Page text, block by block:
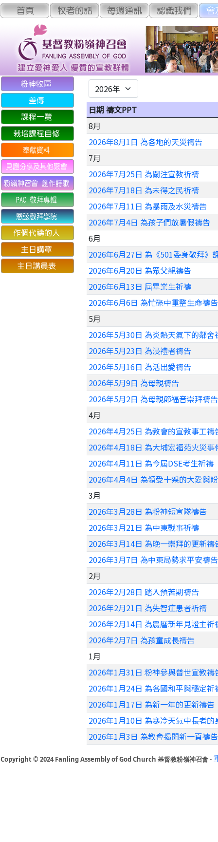
日期 禱文PPT
8月
2026年8月1日 為各地的天災禱告
7月
2026年7月25日 為關注宣教祈禱
2026年7月18日 為未得之民祈禱
2026年7月11日 為暴雨及水災禱告
2026年7月4日 為孩子們放暑假禱告
6月
2026年6月27日 為《501委身敬拜》
2026年6月20日 為眾父親禱告
2026年6月13日 屆畢業生祈禱
2026年6月6日 為忙碌中重整生命禱告
5月
2026年5月30日 為炎熱天氣下的鄰舍
2026年5月23日 為浸禮者禱告
2026年5月16日 為活出愛禱告
2026年5月9日 為母親禱告
2026年5月2日 為母親節福音崇拜禱告
4月
2026年4月25日 為教會的宣教事工禱
2026年4月18日 為大埔宏福苑火災事
2026年4月11日 為今屆DSE考生祈禱
2026年4月4日 為領受十架的大愛與
3月
2026年3月28日 為粉神短宣隊禱告
2026年3月21日 為中東戰事祈禱
2026年3月14日 為晚一崇拜的更新禱
2026年3月7日 為中東局勢求平安禱告
2月
2026年2月28日 踏入預苦期禱告
2026年2月21日 為失智症患者祈禱
2026年2月14日 為農曆新年見證主祈
2026年2月7日 為孩童成長禱告
1月
2026年1月31日 粉神參與普世宣教禱
2026年1月24日 為各國和平與穩定祈
2026年1月17日 為新一年的更新禱告
2026年1月10日 為寒冷天氣中長者的
2026年1月3日 為教會揭開新一頁禱告
Copyright © 2024 Fanling Assembly of God Church 基督教粉嶺神召會 -